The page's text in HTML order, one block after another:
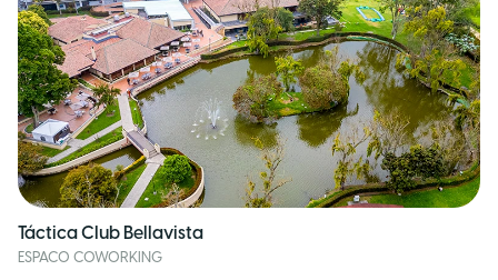
Táctica Club Bellavista
ESPACO COWORKING